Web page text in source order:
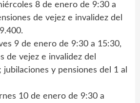
8 de enero de 9:30 a
de vejez e invalidez del
9 de enero de 9:30 a 15:30,
de vejez e invalidez del
jubilaciones y pensiones del 1 al
10 de enero de 9:30 a